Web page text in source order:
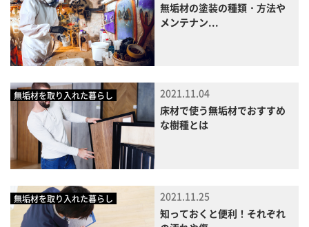
無垢材の塗装の種類・方法や
メンテナン...
無垢材を取り入れた暮らし
2021.11.04
床材で使う無垢材でおすすめ
な樹種とは
無垢材を取り入れた暮らし
2021.11.25
知っておくと便利！それぞれ